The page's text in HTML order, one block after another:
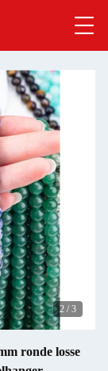
2 / 3
ronde losse